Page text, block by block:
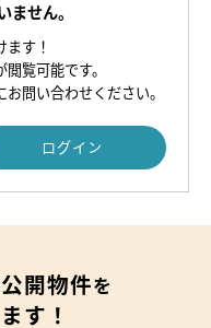
ません。
す！
覧可能です。
問い合わせください。
ログイン
開物件を
す！